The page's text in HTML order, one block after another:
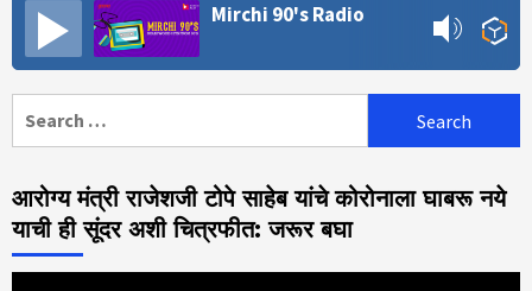
Mirchi 90's Radio
आरोग्य मंत्री राजेशजी टोपे साहेब यांचे कोरोनाला घाबरू नये
याची ही सूंदर अशी चित्रफीत: जरूर बघा